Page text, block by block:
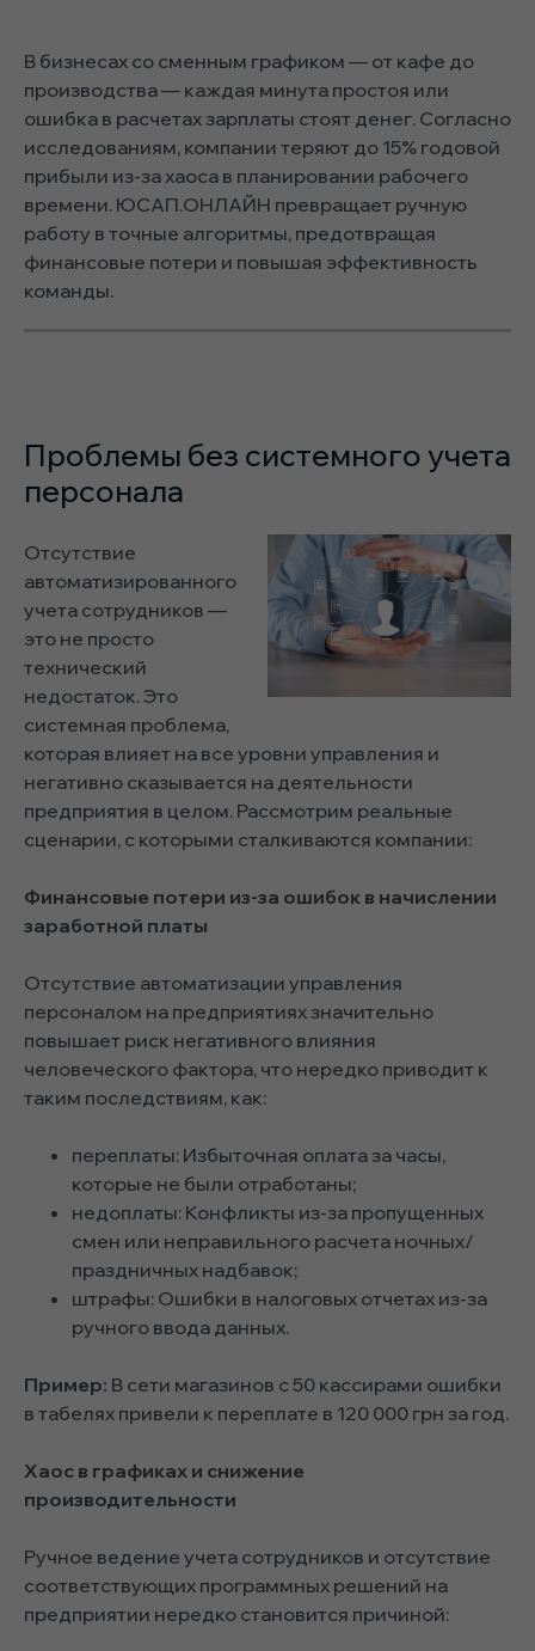
В бизнесах со сменным графиком — от кафе до
производства — каждая минута простоя или
ошибка в расчетах зарплаты стоят денег. Согласно
исследованиям, компании теряют до 15% годовой
прибыли из-за хаоса в планировании рабочего
времени. ЮСАП.ОНЛАЙН превращает ручную
работу в точные алгоритмы, предотвращая
финансовые потери и повышая эффективность
команды.
Проблемы без системного учета
персонала
Отсутствие
автоматизированного
учета сотрудников —
это не просто
технический
недостаток. Это
системная проблема,
которая влияет на все уровни управления и
негативно сказывается на деятельности
предприятия в целом. Рассмотрим реальные
сценарии, с которыми сталкиваются компании:
Финансовые потери из-за ошибок в начислении
заработной платы
Отсутствие автоматизации управления
персоналом на предприятиях значительно
повышает риск негативного влияния
человеческого фактора, что нередко приводит к
таким последствиям, как:
переплаты: Избыточная оплата за часы,
которые не были отработаны;
недоплаты: Конфликты из-за пропущенных
смен или неправильного расчета ночных/
праздничных надбавок;
штрафы: Ошибки в налоговых отчетах из-за
ручного ввода данных.
Пример: В сети магазинов с 50 кассирами ошибки
в табелях привели к переплате в 120 000 грн за год.
Хаос в графиках и снижение
производительности
Ручное ведение учета сотрудников и отсутствие
соответствующих программных решений на
предприятии нередко становится причиной: